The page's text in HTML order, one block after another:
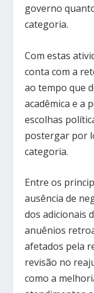
governo
categoria.
Com estas
conta com a
ao tempo que
acadêmica e a
escolhas
postergar por
categoria.
Entre os
ausência de
dos adicionais
anuênios
afetados pela
revisão no
como a